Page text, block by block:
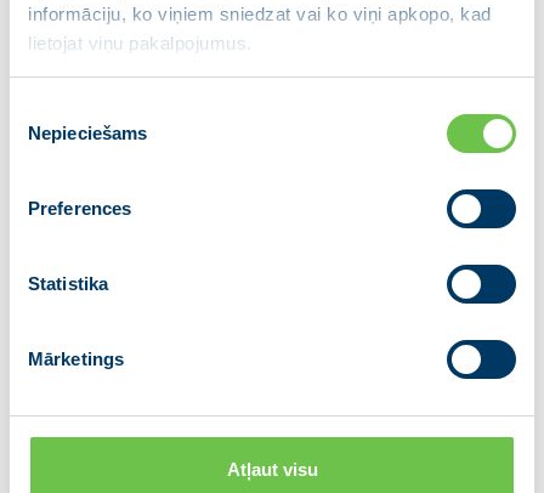
informāciju, ko viņiem sniedzat vai ko viņi apkopo, kad
lietojat viņu pakalpojumus.
izvēle
Nepieciešams
Preferences
Statistika
Mārketings
Atļaut visu
“Vienlaikus jāsecina, ka Maksātnespējas kontroles
dienestā ir 61 amata vieta, kamēr Latvijā šobrīd ir
reģistrēti tikai 132 maksātnespējas administratori.
uzturēt atsevišķu, mazu valsts iestādi salīdzinoši
uzraudzība tiks centralizēta, nodrošinot tikpat stingru,
reorganizācijas, tiks pārņemta gan EMUS sistēma,
gan visas svarīgākās funkcijas, tās pielāgojot nozares
vērtē Maksātnespējas kontroles dienesta speciālistu
profesionālo ieguldījumu. Tiem darbiniekiem, kuri